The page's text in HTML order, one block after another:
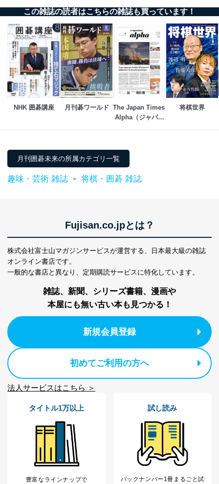
この雑誌の読者はこちらの雑誌も買っています！
NHK 囲碁講座 月刊碁ワールド The Japan Times
Alpha（ジャパン
将棋世界
月刊囲碁未来の所属カテゴリ一覧
趣味・芸術 雑誌 > 将棋・囲碁 雑誌
Fujisan.co.jpとは？
株式会社富士山マガジンサービスが運営する、
日本最大級の雑誌
オンライン書店です。
一般的な書店と異なり、 定期購読サービスに特化しています。
雑誌、新聞、シリーズ書籍、漫画や
本屋にも無い古い本も見つかる！
新規会員登録
初めてご利用の方へ
法人サービスはこちら ＞
タイトル1万以上
豊富なラインナップで
試し読み
バックナンバー1冊まるごと試